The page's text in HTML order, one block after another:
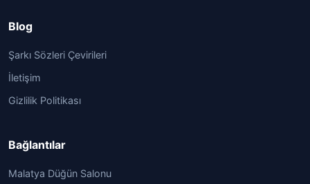
Blog
Şarkı Sözleri Çevirileri
İletişim
Gizlilik Politikası
Bağlantılar
Malatya Düğün Salonu